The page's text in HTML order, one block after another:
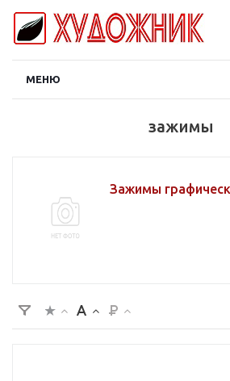
МЕНЮ
зажимы
Зажимы